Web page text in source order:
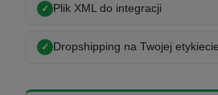
Plik XML do integracji
Dropshipping na Twojej etykiecie